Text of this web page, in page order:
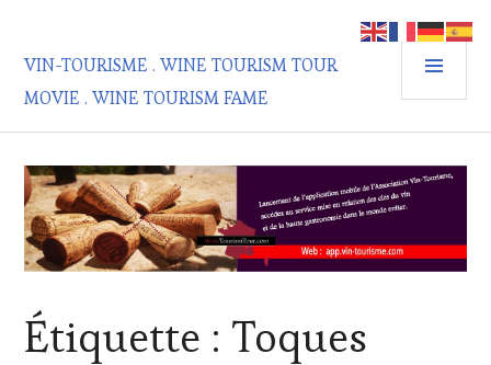
contenu
principal
VIN-TOURISME . WINE TOURISM TOUR
MOVIE . WINE TOURISM FAME
Étiquette : Toques